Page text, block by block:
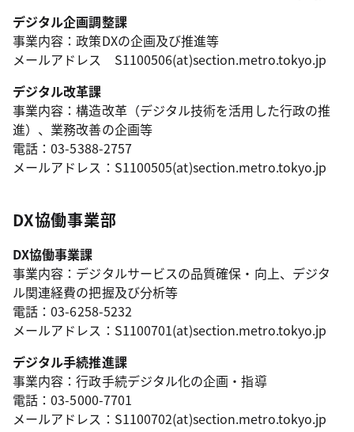
デジタル企画調整課
事業内容：政策DXの企画及び推進等
メールアドレス S1100506(at)section.metro.tokyo.jp
デジタル改革課
事業内容：構造改革（デジタル技術を活用した行政の推
進）、業務改善の企画等
電話：03-5388-2757
メールアドレス：S1100505(at)section.metro.tokyo.jp
DX協働事業部
DX協働事業課
事業内容：デジタルサービスの品質確保・向上、デジタ
ル関連経費の把握及び分析等
電話：03-6258-5232
メールアドレス：S1100701(at)section.metro.tokyo.jp
デジタル手続推進課
事業内容：行政手続デジタル化の企画・指導
電話：03-5000-7701
メールアドレス：S1100702(at)section.metro.tokyo.jp